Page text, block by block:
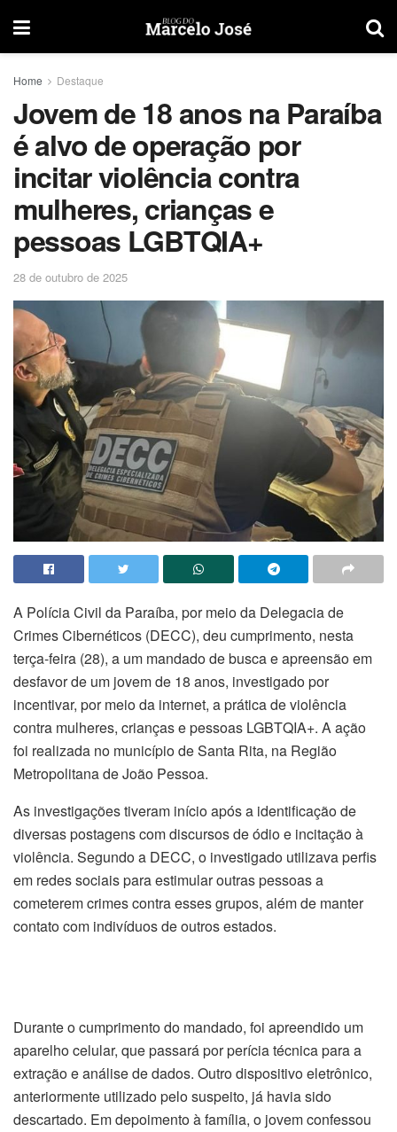
Home Destaque
Jovem de 18 anos na Paraíba
é alvo de operação por
incitar violência contra
mulheres, crianças e
pessoas LGBTQIA+
28 de outubro de 2025
A Polícia Civil da Paraíba, por meio da Delegacia de
Crimes Cibernéticos (DECC), deu cumprimento, nesta
terça-feira (28), a um mandado de busca e apreensão em
desfavor de um jovem de 18 anos, investigado por
incentivar, por meio da internet, a prática de violência
contra mulheres, crianças e pessoas LGBTQIA+. A ação
foi realizada no município de Santa Rita, na Região
Metropolitana de João Pessoa.
As investigações tiveram início após a identificação de
diversas postagens com discursos de ódio e incitação à
violência. Segundo a DECC, o investigado utilizava perfis
em redes sociais para estimular outras pessoas a
cometerem crimes contra esses grupos, além de manter
contato com indivíduos de outros estados.
Durante o cumprimento do mandado, foi apreendido um
aparelho celular, que passará por perícia técnica para a
extração e análise de dados. Outro dispositivo eletrônico,
anteriormente utilizado pelo suspeito, já havia sido
descartado. Em depoimento à família, o jovem confessou